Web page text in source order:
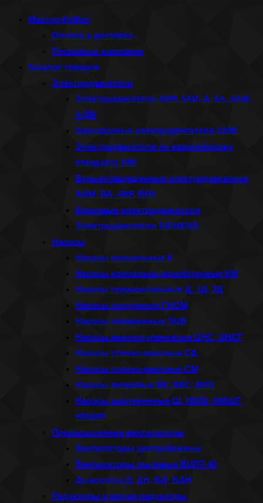
сайту
закрыть
панель
Мастер-РеФит
Оплата и доставка
Реквизиты компании
Каталог товаров
Электродвигатели
Электродвигатели АИР, 5АИ, А, 5А, 5АМ,
АДМ
Однофазные электродвигатели 220В
Электродвигатели по европейскому
стандарту DIN
Взрывозащищенные электродвигатели
АИМ, ВА, 4ВР, ВРА
Крановые электродвигатели
Электродвигатели SIEMENS
Насосы
Насосы консольные К
Насосы консольно-моноблочные КМ
Насосы горизонтальные Д, 1Д, 2Д
Насосы погружные ГНОМ
Насосы скважинные ЭЦВ
Насосы многоступенчатые ЦНС, ЦНСГ
Насосы сточно-массные СД
Насосы сточно-массные СМ
Насосы вихревые ВК, ВКС, ВКО
Насосы шестеренные Ш, НМШ, НМШГ,
НМШФ
Промышленные вентиляторы
Вентиляторы центробежные
Вентиляторы пылевые ВЦП7-40
Дымососы Д, ДН, ВД, ВДН
Редукторы и мотор-редукторы